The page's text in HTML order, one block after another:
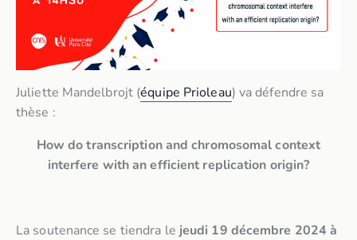
Juliette Mandelbrojt (équipe Prioleau) va défendre sa
thèse :
How do transcription and chromosomal context
interfere with an efficient replication origin?
La soutenance se tiendra le jeudi 19 décembre 2024 à